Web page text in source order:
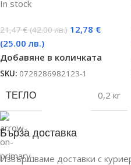
In stock
21,47€ (42.00 лв.) 12,78 €
(25.00 лв.)
Добавяне в количката
SKU: 0728286982123-1
ТЕГЛО 0,2 кг
Бърза доставка
Извършваме доставки с